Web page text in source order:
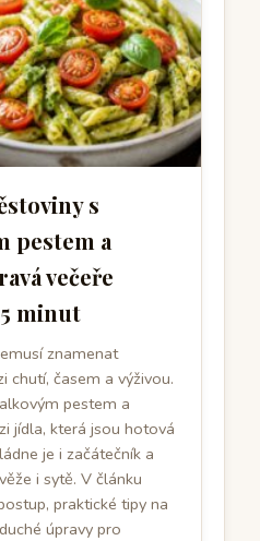
s
pestem a
večeře
minut
znamenat
chutí, časem a výživou.
pestem a
jídla, která jsou hotová
je i začátečník a
i sytě. V článku
praktické tipy na
úpravy pro